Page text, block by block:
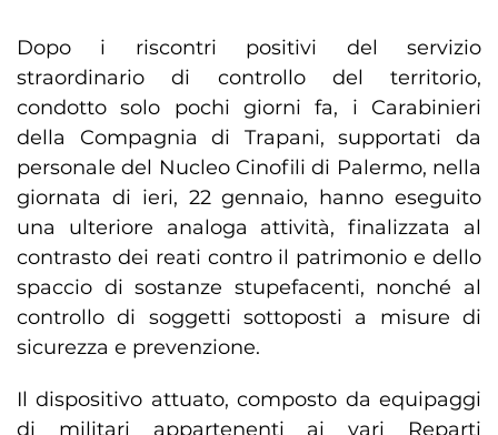
Dopo i riscontri positivi del servizio
straordinario di controllo del territorio,
condotto solo pochi giorni fa, i Carabinieri
della Compagnia di Trapani, supportati da
personale del Nucleo Cinofili di Palermo, nella
giornata di ieri, 22 gennaio, hanno eseguito
una ulteriore analoga attività, finalizzata al
contrasto dei reati contro il patrimonio e dello
spaccio di sostanze stupefacenti, nonché al
controllo di soggetti sottoposti a misure di
sicurezza e prevenzione.
Il dispositivo attuato, composto da equipaggi
di militari appartenenti ai vari Reparti